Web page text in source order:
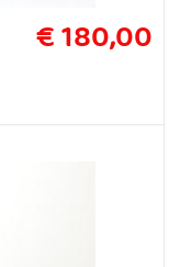
€ 180,00